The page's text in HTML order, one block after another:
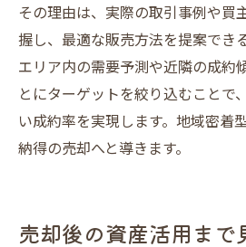
その理由は、実際の取引事例や買
握し、最適な販売方法を提案でき
エリア内の需要予測や近隣の成約
とにターゲットを絞り込むことで
い成約率を実現します。地域密着
納得の売却へと導きます。
売却後の資産活用まで